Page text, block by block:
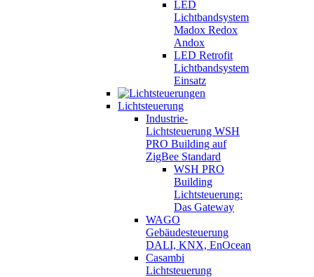
LED
Lichtbandsystem
Madox Redox
Andox
LED Retrofit
Lichtbandsystem
Einsatz
Lichtsteuerung
Industrie-
Lichtsteuerung WSH
PRO Building auf
ZigBee Standard
WSH PRO
Building
Lichtsteuerung:
Das Gateway
WAGO
Gebäudesteuerung
DALI, KNX, EnOcean
Casambi
Lichtsteuerung